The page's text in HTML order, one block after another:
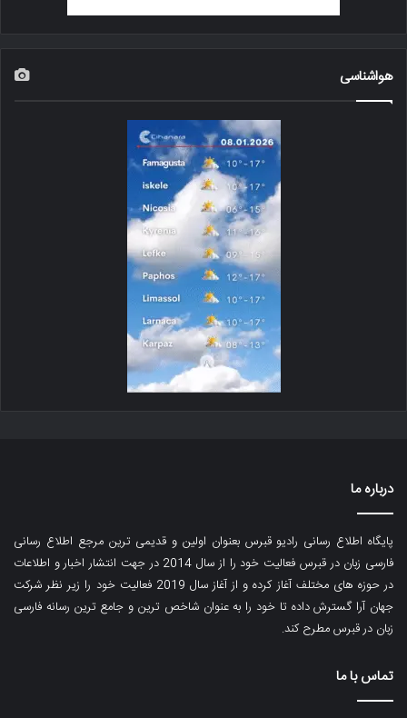
هواشناسی
درباره ما
پایگاه اطلاع رسانی رادیو قبرس بعنوان اولین و قدیمی ترین مرجع اطلاع رسانی
فارسی زبان در قبرس فعالیت خود را از سال 2014 در جهت انتشار اخبار و اطلاعات
در حوزه های مختلف آغاز کرده و از آغاز سال 2019 فعالیت خود را زیر نظر شرکت
جهان آرا گسترش داده تا خود را به عنوان شاخص ترین و جامع ترین رسانه فارسی
زبان در قبرس مطرح کند.
تماس با ما